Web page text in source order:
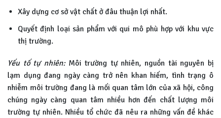
Xây dựng cơ sở vật chất ở đâu thuận lợi nhất.
Quyết định loại sản phẩm với qui mô phù hợp với khu vực
thị trường.
Yếu tố tự nhiên:Môi trường tự nhiên, nguồn tài nguyên bị
lạm dụng đang ngày càng trở nên khan hiếm, tình trạng ô
nhiễm môi trường đang là mối quan tâm lớn của xã hội, công
chúng ngày càng quan tâm nhiều hơn đến chất lượng môi
trường tự nhiên. Nhiều tổ chức đã nêu ra những vấn đề khác